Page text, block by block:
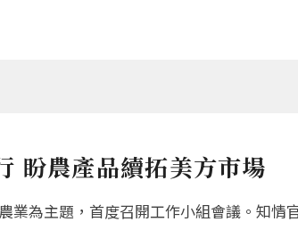
盼農產品續拓美方市場
業為主題，首度召開工作小組會議。知